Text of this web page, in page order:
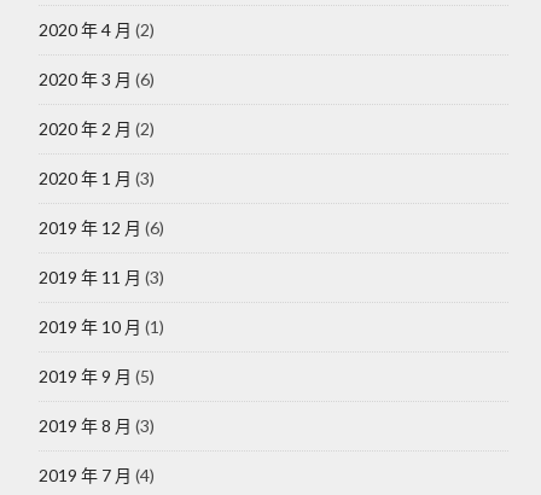
2020 年 4 月 (2)
2020 年 3 月 (6)
2020 年 2 月 (2)
2020 年 1 月 (3)
2019 年 12 月 (6)
2019 年 11 月 (3)
2019 年 10 月 (1)
2019 年 9 月 (5)
2019 年 8 月 (3)
2019 年 7 月 (4)